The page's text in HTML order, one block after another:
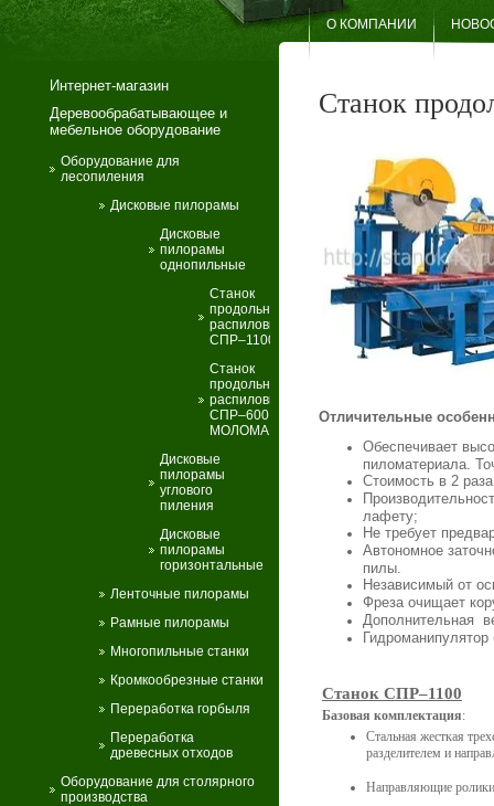
О КОМПАНИИ
Интернет-магазин
Деревообрабатывающее и
мебельное оборудование
Оборудование для
лесопиления
Дисковые пилорамы
Дисковые
пилорамы
однопильные
Станок
продольной
распиловки
СПР–1100
Станок
продольной
распиловки
СПР–600
МОЛОМА
Дисковые
пилорамы
углового
пиления
Дисковые
пилорамы
горизонтальные
Ленточные пилорамы
Рамные пилорамы
Многопильные станки
Кромкообрезные станки
Переработка горбыля
Переработка
древесных отходов
Оборудование для столярного
производства
Станок
Отличительные
Обеспечивает
пиломатериала.
Стоимость в 2
лафету;
Не требует
Автономное
пилы.
Независимый от
Фреза очищает
Дополнительная
Станок СПР–1100
Базовая комплектация:
Стальная жесткая
разделителем и
Направляющие